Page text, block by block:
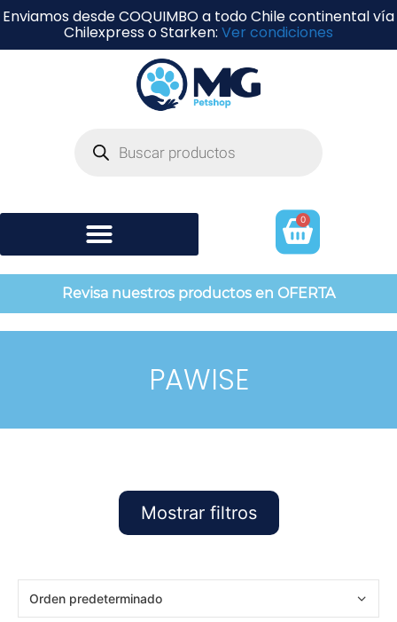
Enviamos desde COQUIMBO a todo Chile continental vía
Chilexpress o Starken: Ver condiciones
0
Revisa nuestros productos en OFERTA
PAWISE
Mostrar filtros